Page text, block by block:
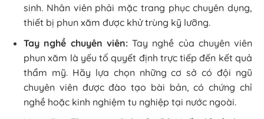
sinh. Nhân viên phải mặc trang phục chuyên dụng,
thiết bị phun xăm được khử trùng kỹ lưỡng.
Tay nghề chuyên viên:Tay nghề của chuyên viên
phun xăm là yếu tố quyết định trực tiếp đến kết quả
thẩm mỹ. Hãy lựa chọn những cơ sở có đội ngũ
chuyên viên được đào tạo bài bản, có chứng chỉ
nghề hoặc kinh nghiệm tu nghiệp tại nước ngoài.